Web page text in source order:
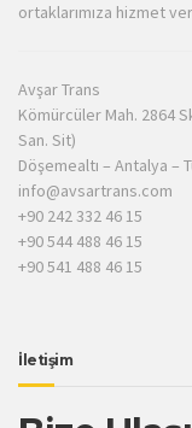
ortaklarımıza hizmet
Avşar Trans
Kömürcüler Mah. 2864
San. Sit)
Döşemealtı – Antalya –
info@avsartrans.com
+90 242 332 46 15
+90 544 488 46 15
+90 541 488 46 15
İletişim